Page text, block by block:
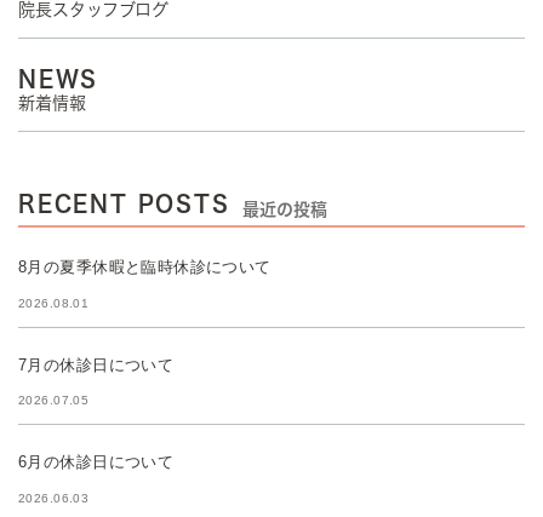
院長スタッフブログ
NEWS
新着情報
RECENT POSTS 最近の投稿
8月の夏季休暇と臨時休診について
2026.08.01
7月の休診日について
2026.07.05
6月の休診日について
2026.06.03